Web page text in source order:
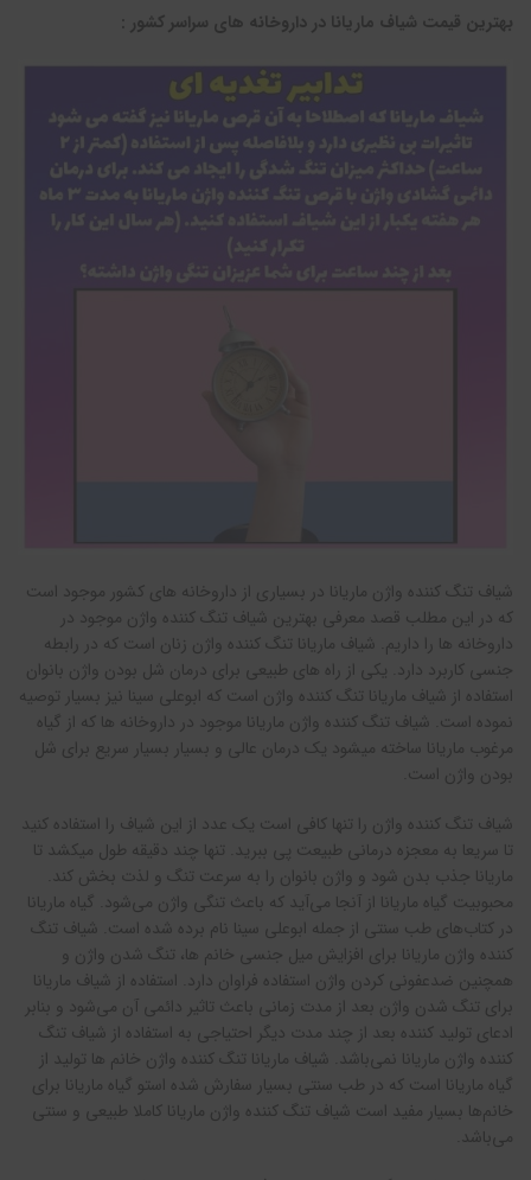
بهترین قیمت شیاف ماریانا در داروخانه های سراسر کشور :
شیاف تنگ کننده واژن ماریانا در بسیاری از داروخانه های کشور موجود است
که در این مطلب قصد معرفی بهترین شیاف تنگ کننده واژن موجود در
داروخانه ها را داریم. شیاف ماریانا تنگ کننده واژن زنان است که در رابطه
جنسی کاربرد دارد. یکی از راه های طبیعی برای درمان شل بودن واژن بانوان
استفاده از شیاف ماریانا تنگ کننده واژن است که ابوعلی سینا نیز بسیار توصیه
نموده است. شیاف تنگ کننده واژن ماریانا موجود در داروخانه ها که از گیاه
مرغوب ماریانا ساخته میشود یک درمان عالی و بسیار بسیار سریع برای شل
بودن واژن است.
شیاف تنگ کننده واژن را تنها کافی است یک عدد از این شیاف را استفاده کنید
تا سریعا به معجزه درمانی طبیعت پی ببرید. تنها چند دقیقه طول میکشد تا
ماریانا جذب بدن شود و واژن بانوان را به سرعت تنگ و لذت بخش کند.
محبوبیت گیاه ماریانا از آنجا می‌آید که باعث تنگی واژن می‌شود. گیاه ماریانا
در کتاب‌های طب سنتی از جمله ابوعلی سینا نام برده شده است. شیاف تنگ
کننده واژن ماریانا برای افزایش میل جنسی خانم ها، تنگ شدن واژن و
همچنین ضدعفونی کردن واژن استفاده فراوان دارد. استفاده از شیاف ماریانا
برای تنگ شدن واژن بعد از مدت زمانی باعث تاثیر دائمی آن می‌شود و بنابر
ادعای تولید کننده بعد از چند مدت دیگر احتیاجی به استفاده از شیاف تنگ
کننده واژن ماریانا نمی‌باشد. شیاف ماریانا تنگ کننده واژن خانم ها تولید از
گیاه ماریانا است که در طب سنتی بسیار سفارش شده استو گیاه ماریانا برای
خانم‌ها بسیار مفید است شیاف تنگ کننده واژن ماریانا کاملا طبیعی و سنتی
می‌باشد.